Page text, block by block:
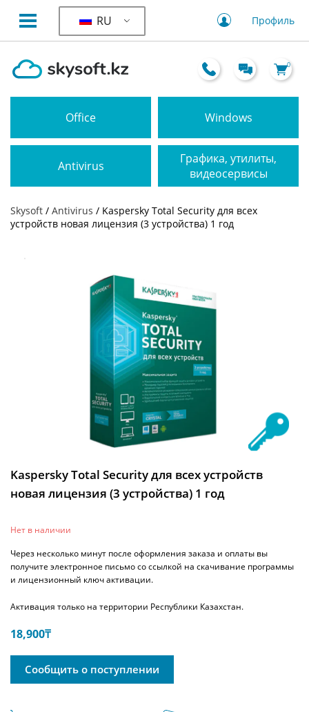
RU Профиль
0
Office Windows
Antivirus
Графика, утилиты,
видеосервисы
Skysoft / Antivirus / Kaspersky Total Security для всех
устройств новая лицензия (3 устройства) 1 год
Kaspersky Total Security для всех устройств
новая лицензия (3 устройства) 1 год
Нет в наличии
Через несколько минут после оформления заказа и оплаты вы
получите электронное письмо со ссылкой на скачивание программы
и лицензионный ключ активации.
Активация только на территории Республики Казахстан.
18,900₸
Сообщить о поступлении